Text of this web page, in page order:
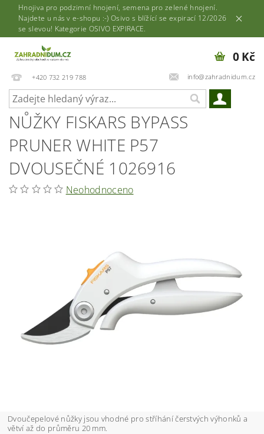
Hnojiva pro podzimní hnojení, semena pro zelené hnojení.
Najdete u nás v e-shopu :-) Osivo s blížící se expirací 12/2026
se slevou! Kategorie OSIVO EXPIRACE.
+420 732 219 788 info@zahradnidum.cz
0 Kč
NŮŽKY FISKARS BYPASS
PRUNER WHITE P57
DVOUSEČNÉ 1026916
Neohodnoceno
Dvoučepelové nůžky jsou vhodné pro stříhání čerstvých výhonků a
větví až do průměru 20 mm.